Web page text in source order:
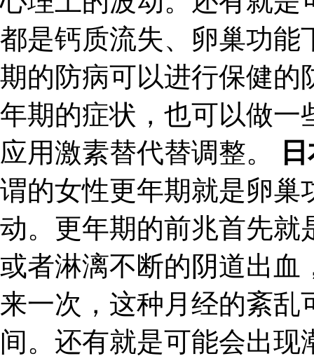
都是钙质流失、卵巢功能
期的防病可以进行保健的
年期的症状，也可以做一
应用激素替代替调整。
谓的女性更年期就是卵巢
动。更年期的前兆首先就
或者淋漓不断的阴道出血
来一次，这种月经的紊乱
间。还有就是可能会出